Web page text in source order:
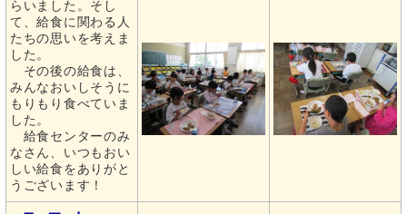
らいました。そし
て、給食に関わる人
たちの思いを考えま
した。
その後の給食は、
みんなおいしそうに
もりもり食べていま
した。
給食センターのみ
なさん、いつもおい
しい給食をありがと
うございます！